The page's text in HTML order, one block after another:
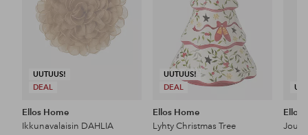
UUTUUS!
DEAL
Ellos Home
Ikkunavalaisin DAHLIA
UUTUUS!
DEAL
Ellos Home
Lyhty Christmas Tree
Ellos